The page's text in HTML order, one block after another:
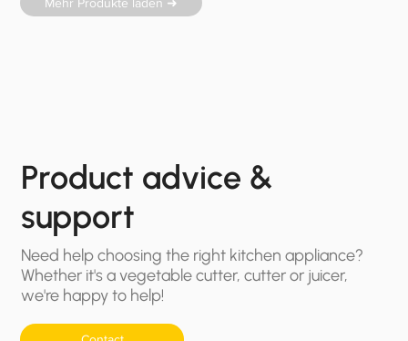
Product advice &
support
Need help choosing the right kitchen appliance?
Whether it's a vegetable cutter, cutter or juicer,
we're happy to help!